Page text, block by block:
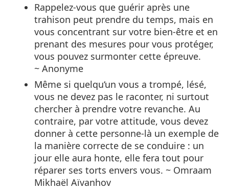
Rappelez-vous que guérir après une
trahison peut prendre du temps, mais en
vous concentrant sur votre bien-être et en
prenant des mesures pour vous protéger,
vous pouvez surmonter cette épreuve.
~ Anonyme
Même si quelqu‘un vous a trompé, lésé,
vous ne devez pas le raconter, ni surtout
chercher à prendre votre revanche. Au
contraire, par votre attitude, vous devez
donner à cette personne-là un exemple de
la manière correcte de se conduire : un
jour elle aura honte, elle fera tout pour
réparer ses torts envers vous. ~ Omraam
Mikhaël Aïvanhov